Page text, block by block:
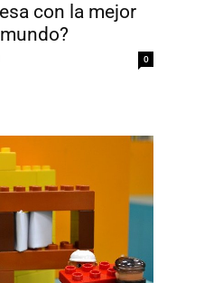
con la mejor
0